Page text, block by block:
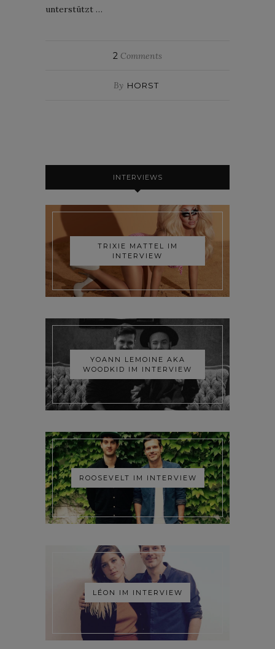
unterstützt …
2 Comments
By HORST
INTERVIEWS
TRIXIE MATTEL IM
INTERVIEW
YOANN LEMOINE AKA
WOODKID IM INTERVIEW
ROOSEVELT IM INTERVIEW
LÉON IM INTERVIEW